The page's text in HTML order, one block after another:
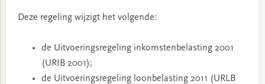
Deze regeling wijzigt het volgende:
de Uitvoeringsregeling inkomstenbelasting 2001
(URIB 2001);
de Uitvoeringsregeling loonbelasting 2011 (URLB